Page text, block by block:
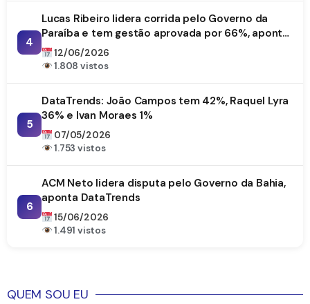
4
Lucas Ribeiro lidera corrida pelo Governo da
Paraíba e tem gestão aprovada por 66%, aponta
DataTrends
12/06/2026
1.808 vistos
5
DataTrends: João Campos tem 42%, Raquel Lyra
36% e Ivan Moraes 1%
07/05/2026
1.753 vistos
6
ACM Neto lidera disputa pelo Governo da Bahia,
aponta DataTrends
15/06/2026
1.491 vistos
QUEM SOU EU